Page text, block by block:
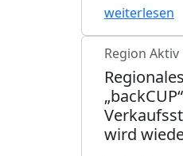
weiterlesen
Region Aktiv
wird